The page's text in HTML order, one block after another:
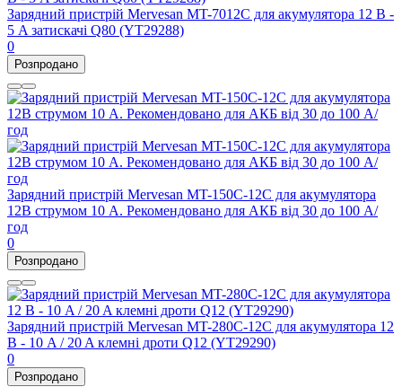
Зарядний пристрій Mervesan MT-7012C для акумулятора 12 В -
5 A затискачі Q80 (YT29288)
0
Розпродано
Зарядний пристрій Mervesan MT-150C-12C для акумулятора
12В струмом 10 А. Рекомендовано для АКБ від 30 до 100 А/
год
0
Розпродано
Зарядний пристрій Mervesan MT-280C-12C для акумулятора 12
В - 10 A / 20 A клемні дроти Q12 (YT29290)
0
Розпродано